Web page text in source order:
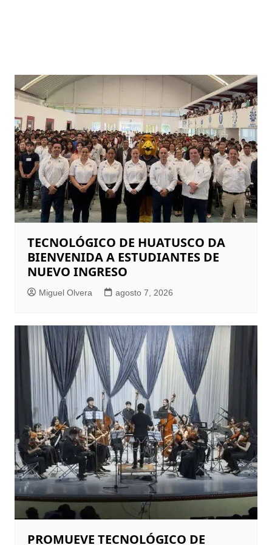
TECNOLÓGICO DE HUATUSCO DA
BIENVENIDA A ESTUDIANTES DE
NUEVO INGRESO
Miguel Olvera agosto 7, 2026
PROMUEVE TECNOLÓGICO DE